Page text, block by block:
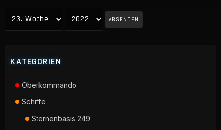
ABSENDEN
KATEGORIEN
Oberkommando
Schiffe
Sternenbasis 249